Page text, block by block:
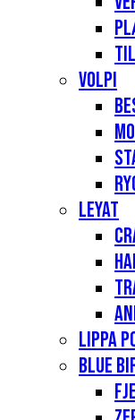
Volpi
Leyat
Lippa
Blue